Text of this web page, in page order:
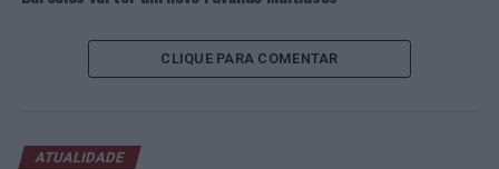
Doméstica” é uma ferramenta documental dirigida a
juristas e advogados/as sobre violência doméstica.
resulta de uma candidatura do Grupo de Ação Social
CLIQUE PARA COMENTAR
ATUALIDADE